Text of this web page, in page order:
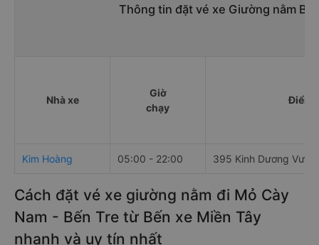
Thông tin đặt vé xe Giường nằm
Nhà xe
Giờ
chạy
Điểm
Kim Hoàng 05:00 - 22:00 395 Kinh Dương
Cách đặt vé xe giường nằm đi Mỏ Cày
Nam - Bến Tre từ Bến xe Miền Tây
nhanh và uy tín nhất